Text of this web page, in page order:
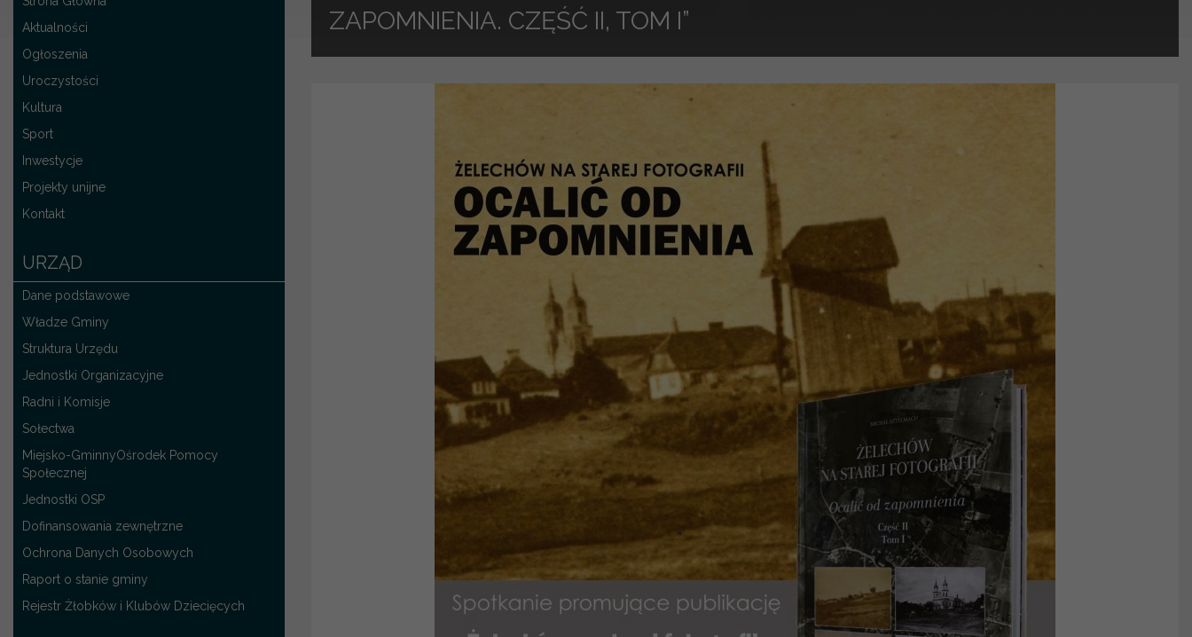
Aktualności
Ogłoszenia
Uroczystości
Kultura
Sport
Inwestycje
Projekty unijne
Kontakt
URZĄD
Dane podstawowe
Władze Gminy
Struktura Urzędu
Jednostki Organizacyjne
Radni i Komisje
Sołectwa
Miejsko-GminnyOśrodek Pomocy
Społecznej
Jednostki OSP
Dofinansowania zewnętrzne
Ochrona Danych Osobowych
Raport o stanie gminy
Rejestr Żłobków i Klubów Dziecięcych
ZAPOMNIENIA. CZĘŚĆ II, TOM I”